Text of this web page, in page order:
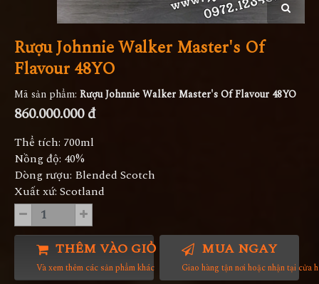
Rượu Johnnie Walker Master's Of
Flavour 48YO
Mã sản phẩm: Rượu Johnnie Walker Master's Of Flavour 48YO
860.000.000 đ
Thể tích: 700ml
Nồng độ: 40%
Dòng rượu: Blended Scotch
Xuất xứ: Scotland
THÊM VÀO GIỎ HÀNG
Và xem thêm các sản phẩm khác
MUA NGAY
Giao hàng tận nơi hoặc nhận tại cửa